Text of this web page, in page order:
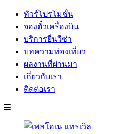
ทัวร์โปรโมชั่น
จองตั๋วเครื่องบิน
บริการยื่นวีซ่า
บทความท่องเที่ยว
ผลงานที่ผ่านมา
เกี่ยวกับเรา
ติดต่อเรา